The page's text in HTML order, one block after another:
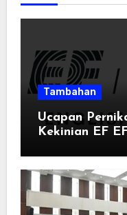
Tambahan
Ucapan
Kekinian EF